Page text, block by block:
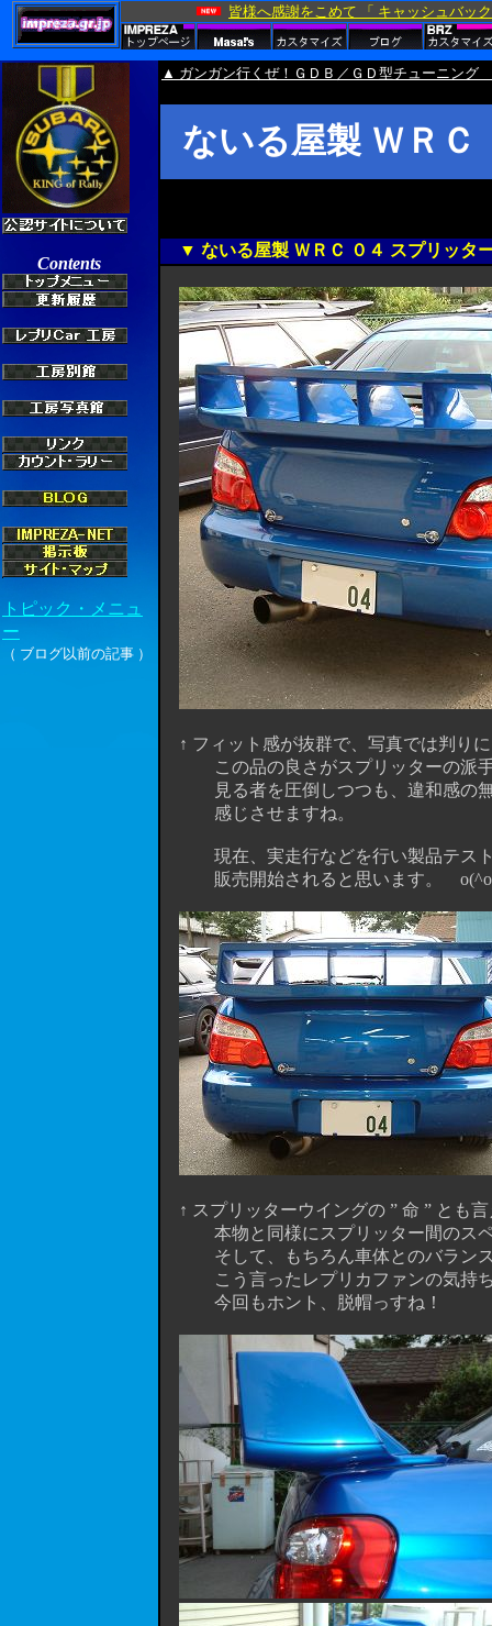
▲ ガンガン行くぜ！ＧＤＢ／ＧＤ型チューニン
ないる屋製 ＷＲ
▼ ないる屋製 ＷＲＣ ０４ スプリッタ
↑ フィット感が抜群で、写真では判り
この品の良さがスプリッターの派手
見る者を圧倒しつつも、違和感の無
感じさせますね。
現在、実走行などを行い製品テスト
販売開始されると思います。
↑ スプリッターウイングの ” 命 ” とも
本物と同様にスプリッター間のスペ
そして、もちろん車体とのバランス
こう言ったレプリカファンの気持ち
今回もホント、脱帽っすね！